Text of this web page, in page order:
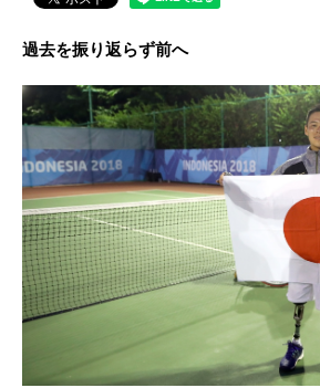
過去を振り返らず前へ